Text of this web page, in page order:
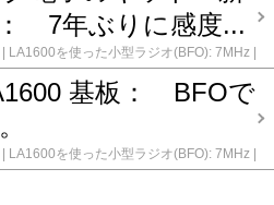
7年ぶりに感度...
LA1600を使った小型ラジオ(BFO): 7MHz
所 新SR-7 7Mhz レシーバーキット
コメ
基板： BFOで
LA1600を使った小型ラジオ(BFO): 7MHz